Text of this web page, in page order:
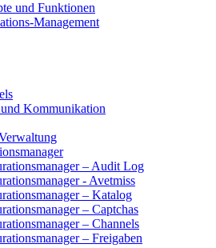
und Funktionen
Management
Kommunikation
– Audit Log
- Avetmiss
– Katalog
– Captchas
– Channels
– Freigaben